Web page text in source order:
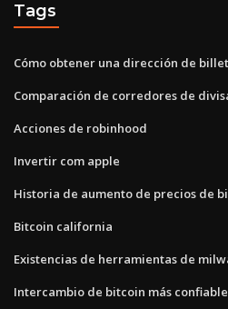
Tags
Cómo obtener una dirección de
Comparación de corredores de
Acciones de robinhood
Invertir com apple
Historia de aumento de precios de
Bitcoin california
Existencias de herramientas de
Intercambio de bitcoin más confiable